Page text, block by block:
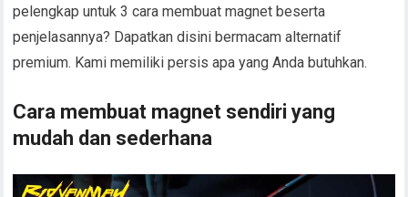
pelengkap untuk 3 cara membuat magnet beserta
penjelasannya? Dapatkan disini bermacam alternatif
premium. Kami memiliki persis apa yang Anda butuhkan.
Cara membuat magnet sendiri yang
mudah dan sederhana